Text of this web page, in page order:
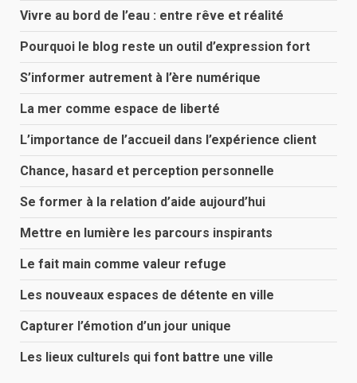
Vivre au bord de l’eau : entre rêve et réalité
Pourquoi le blog reste un outil d’expression fort
S’informer autrement à l’ère numérique
La mer comme espace de liberté
L’importance de l’accueil dans l’expérience client
Chance, hasard et perception personnelle
Se former à la relation d’aide aujourd’hui
Mettre en lumière les parcours inspirants
Le fait main comme valeur refuge
Les nouveaux espaces de détente en ville
Capturer l’émotion d’un jour unique
Les lieux culturels qui font battre une ville